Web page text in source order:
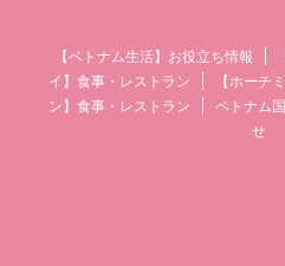
【ベトナム生活】お役立ち情報
イ】食事・レストラン
【ホーチ
ン】食事・レストラン
ベトナム
せ